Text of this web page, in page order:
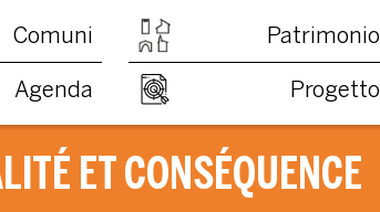
Comuni Patrimonio
Agenda Progetto
ET CONSÉQUENCE